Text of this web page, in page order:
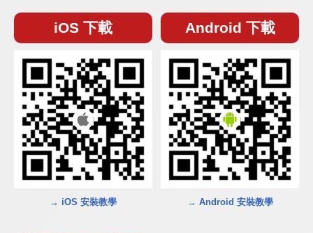
iOS 下載
→ iOS 安裝教學
Android 下載
→ Android 安裝教學